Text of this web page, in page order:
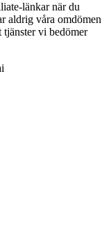
länkar när du
aldrig våra omdömen
vi bedömer